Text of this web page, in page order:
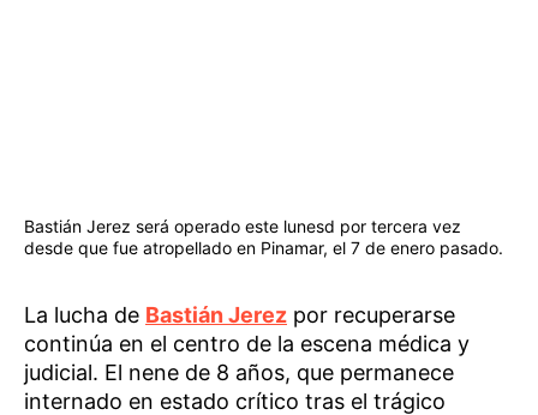
Bastián Jerez será operado este lunesd por tercera vez
desde que fue atropellado en Pinamar, el 7 de enero pasado.
La lucha de Bastián Jerez por recuperarse
continúa en el centro de la escena médica y
judicial. El nene de 8 años, que permanece
internado en estado crítico tras el trágico